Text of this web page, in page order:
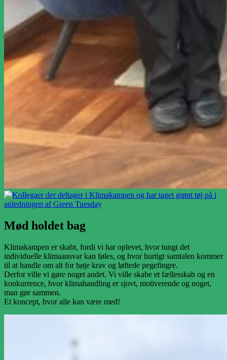
Mød holdet bag
Klimakampen er skabt, fordi vi har oplevet, hvor tungt det
individuelle klimaansvar kan føles, og hvor hurtigt samtalen kommer
til at handle om alt for høje krav og løftede pegefingre.
Derfor ville vi gøre noget andet. Vi ville skabe et fællesskab og en
konkurrence, hvor klimahandling er sjovt, motiverende og noget,
man gør sammen.
Et koncept, hvor alle kan være med!